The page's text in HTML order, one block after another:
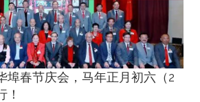
埠春节庆会，马年正月初六（2
！